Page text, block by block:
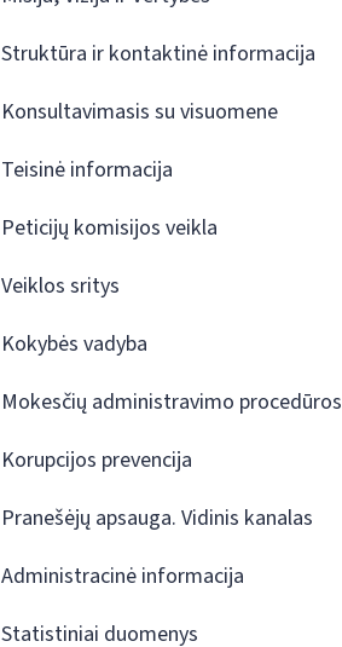
Struktūra ir kontaktinė informacija
Konsultavimasis su visuomene
Teisinė informacija
Peticijų komisijos veikla
Veiklos sritys
Kokybės vadyba
Mokesčių administravimo procedūros
Korupcijos prevencija
Pranešėjų apsauga. Vidinis kanalas
Administracinė informacija
Statistiniai duomenys